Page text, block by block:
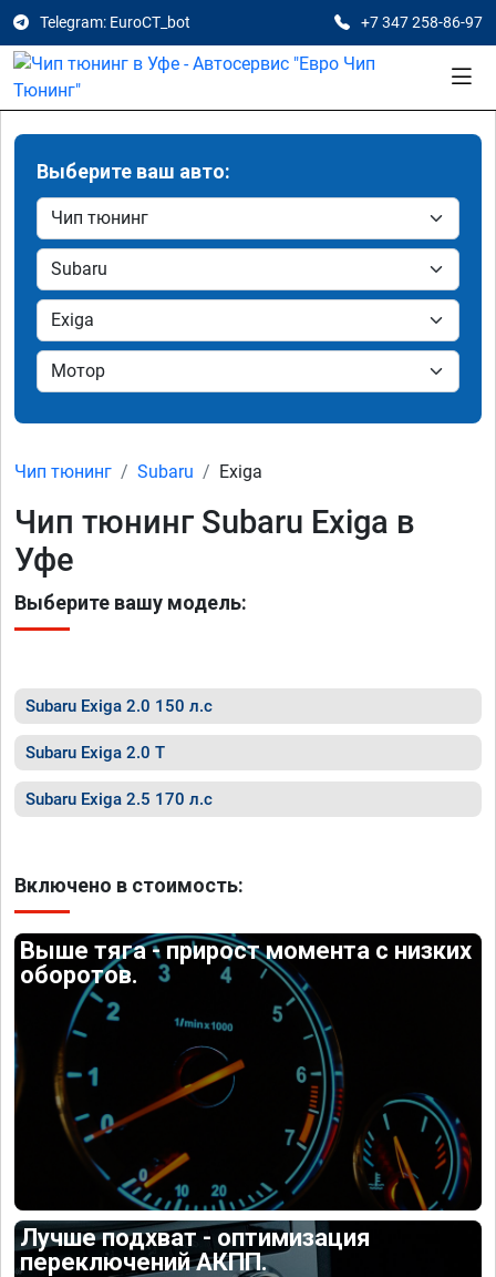
Telegram: EuroCT_bot +7 347 258-86-97
Выберите ваш авто:
Чип тюнинг Subaru Exiga
Чип тюнинг Subaru Exiga в
Уфе
Выберите вашу модель:
Subaru Exiga 2.0 150 л.с
Subaru Exiga 2.0 T
Subaru Exiga 2.5 170 л.с
Включено в стоимость:
Выше тяга - прирост момента с низких
оборотов.
Лучше подхват - оптимизация
переключений АКПП.